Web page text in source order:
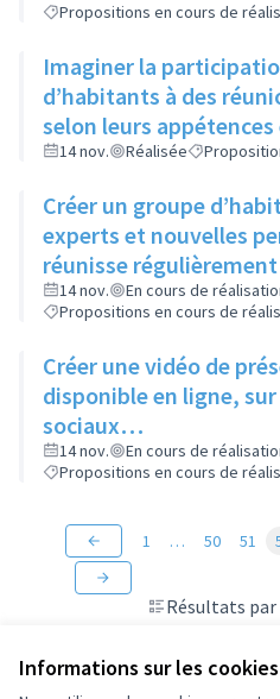
Informations sur les
Propositions en cours de
Imaginer la
d’habitants à des
selon leurs
14 nov. Réalisée
Créer un groupe
experts et nouvelles
réunisse
suivre les actions du
14 nov.
En cours de
Propositions en cours de
Créer une vidéo de
disponible en ligne,
sociaux…
14 nov.
En cours de
Propositions en cours de
Résultats par
1 … 50 51